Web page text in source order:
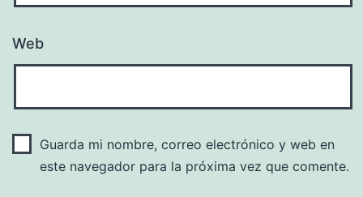
Web
Guarda mi nombre, correo electrónico y web en
este navegador para la próxima vez que comente.